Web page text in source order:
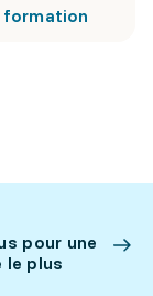
formation
pour une
le plus